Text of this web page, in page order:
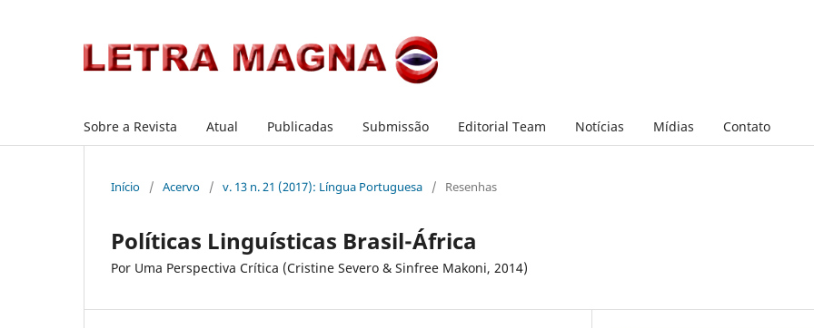
Sobre a Revista Atual Publicadas Submissão Editorial Team Notícias Mídias Contato
Início / Acervo / v. 13 n. 21 (2017): Língua Portuguesa / Resenhas
Políticas Linguísticas Brasil-África
Por Uma Perspectiva Crítica (Cristine Severo & Sinfree Makoni, 2014)